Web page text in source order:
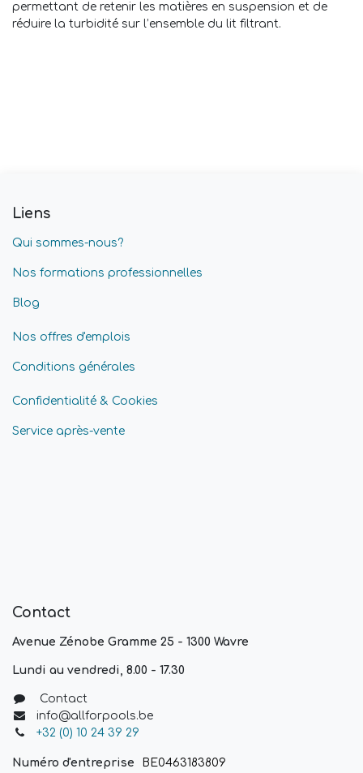
permettant de retenir les matières en suspension et de
réduire la turbidité sur l’ensemble du lit filtrant.
Liens
Qui sommes-nous?
Nos formations professionnelles
Blog
Nos offres d'emplois
Conditions générales
Confidentialité & Cookies
Service après-vente
Contact
Avenue Zénobe Gramme 25 - 1300 Wavre
Lundi au vendredi, 8.00 - 17.30
Contact
info@allforpools.be
+32 (0) 10 24 39 29
Numéro d'entreprise BE0463183809